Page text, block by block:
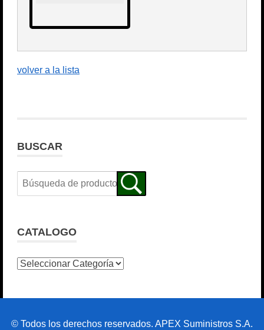
volver a la lista
BUSCAR
CATALOGO
© Todos los derechos reservados. APEX Suministros S.A.